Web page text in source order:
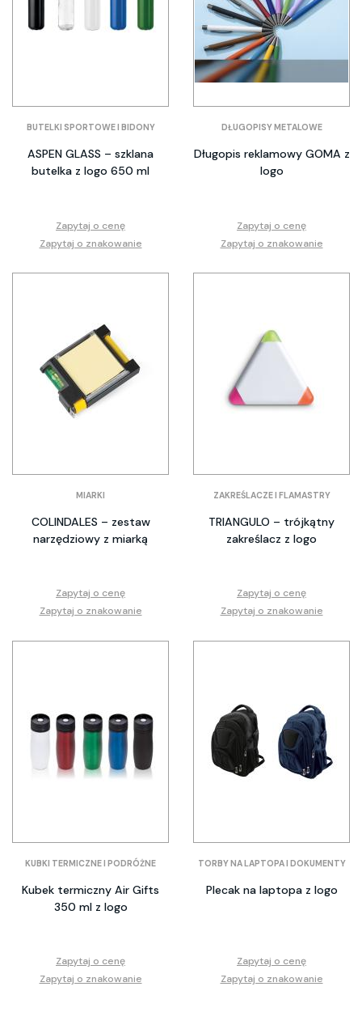
BUTELKI SPORTOWE I BIDONY
ASPEN GLASS – szklana
butelka z logo 650 ml
Zapytaj o cenę
Zapytaj o znakowanie
DŁUGOPISY METALOWE
Długopis reklamowy GOMA z
logo
Zapytaj o cenę
Zapytaj o znakowanie
MIARKI
COLINDALES – zestaw
narzędziowy z miarką
Zapytaj o cenę
Zapytaj o znakowanie
ZAKREŚLACZE I FLAMASTRY
TRIANGULO – trójkątny
zakreślacz z logo
Zapytaj o cenę
Zapytaj o znakowanie
KUBKI TERMICZNE I PODRÓŻNE
Kubek termiczny Air Gifts
350 ml z logo
Zapytaj o cenę
Zapytaj o znakowanie
TORBY NA LAPTOPA I DOKUMENTY
Plecak na laptopa z logo
Zapytaj o cenę
Zapytaj o znakowanie